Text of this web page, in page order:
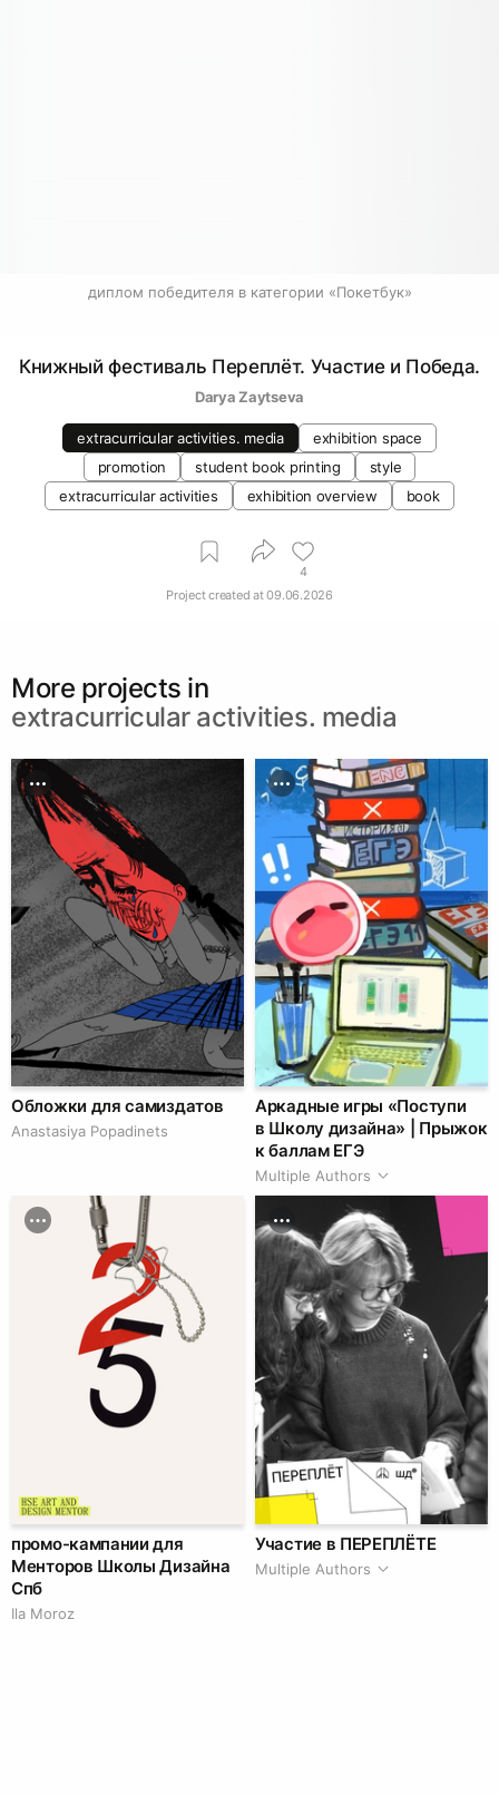
диплом победителя в категории «Покетбук»
Книжный фестиваль Переплёт. Участие и Победа.
Darya Zaytseva
extracurricular activities. media
exhibition space
promotion
student book printing
style
extracurricular activities
exhibition overview book
4
Project created at09.06.2026
More projects in
extracurricular activities. media
Обложки для самиздатов
Anastasiya Popadinets
Аркадные игры «Поступи
в Школу дизайна» | Прыжок
к баллам ЕГЭ
Multiple Authors
промо-кампании для
Менторов Школы Дизайна
Спб
Ila Moroz
Участие в ПЕРЕПЛЁТЕ
Multiple Authors